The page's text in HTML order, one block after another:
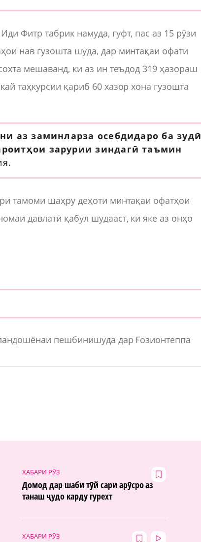
Фитр табрик намуда, гуфт, пас аз 15 рӯзи
нав гузошта шуда, дар минтақаи офати
мешаванд, ки аз ин теъдод 319 ҳазораш
таҳкурсии қариб 60 хазор хона гузошта
аз заминларза осебдидаро ба зудӣ
зарурии зиндагӣ таъмин
тамоми шаҳру деҳоти минтақаи офатҳои
давлатӣ қабул шудааст, ки яке аз онҳо
пешбинишуда дар Ғозионтеппа
ХАБАРИ РӮЗ
Домод дар шаби тӯй сари арӯсро аз
танаш ҷудо карду гурехт
ХАБАРИ РӮЗ